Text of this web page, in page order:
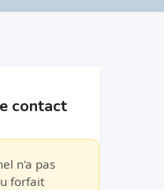
contact
n'a pas
forfait